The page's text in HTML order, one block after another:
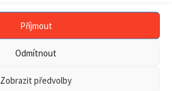
Příjmout
Odmítnout
Zobrazit předvolby
2 3 4 5
6